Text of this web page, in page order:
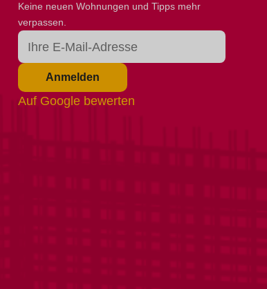
Keine neuen Wohnungen und Tipps mehr
verpassen.
Anmelden
Auf Google bewerten